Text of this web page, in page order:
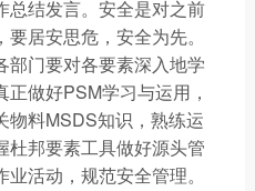
结发言。安全是对之前
居安思危，安全为先。
部门要对各要素深入地学
做好PSM学习与运用，
物料MSDS知识，熟练运
杜邦要素工具做好源头管
活动，规范安全管理。